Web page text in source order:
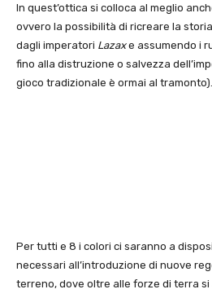
In quest’ottica si colloca al meglio
ovvero la possibilità di ricreare la
dagli imperatori Lazaxe assumendo i
fino alla distruzione o salvezza
gioco tradizionale è ormai al tramonto).
Per tutti e 8 i colori ci saranno a
necessari all’introduzione di nuove
terreno, dove oltre alle forze di terra